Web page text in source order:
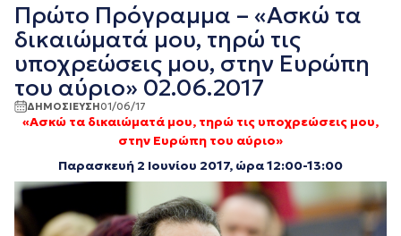
Πρώτο Πρόγραμμα – «Ασκώ τα
δικαιώματά μου, τηρώ τις
υποχρεώσεις μου, στην Ευρώπη
του αύριο» 02.06.2017
ΔΗΜΟΣΙΕΥΣΗ01/06/17
«Ασκώ τα δικαιώματά μου, τηρώ τις υποχρεώσεις μου,
στην Ευρώπη του αύριο»
Παρασκευή 2 Ιουνίου 2017, ώρα 12:00-13:00